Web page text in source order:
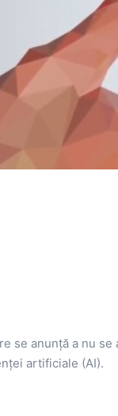
anunță a nu se
artificiale